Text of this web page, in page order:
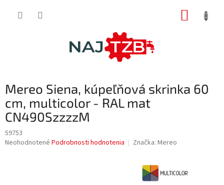
Mereo Siena, kúpeľňová skrinka 60
cm, multicolor - RAL mat
CN490SzzzzM
59753
Priemerné
Neohodnotené Podrobnosti hodnotenia Značka: Mereo